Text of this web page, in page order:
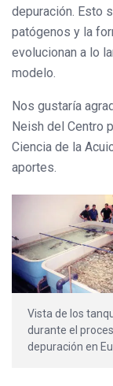
depuración. Esto
patógenos y la
evolucionan a lo
modelo.
Nos gustaría
Neish del Centro
Ciencia de la
aportes.
Vista de los
durante el
depuración en